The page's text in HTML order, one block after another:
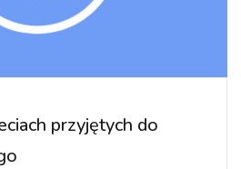
przyjętych do